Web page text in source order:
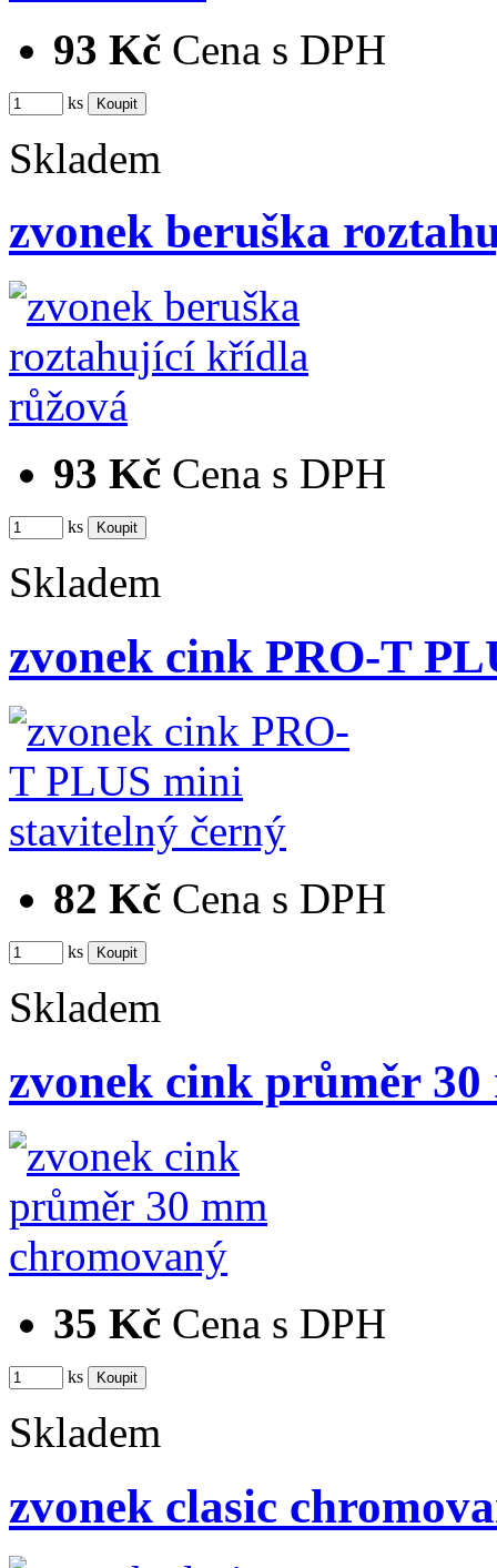
93 Kč Cena s DPH
ks
Skladem
zvonek beruška
93 Kč Cena s DPH
ks
Skladem
zvonek cink PRO-T
82 Kč Cena s DPH
ks
Skladem
zvonek cink průměr
35 Kč Cena s DPH
ks
Skladem
zvonek clasic